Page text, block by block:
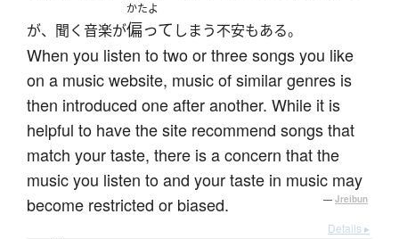
が、聞く音楽が
かたよ
偏って しまう不安もある。
When you listen to two or three songs you like
on a music website, music of similar genres is
then introduced one after another. While it is
helpful to have the site recommend songs that
match your taste, there is a concern that the
music you listen to and your taste in music may
become restricted or biased.
— Jreibun
Details ▸